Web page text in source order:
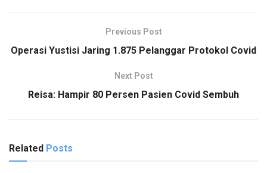
Previous Post
Operasi Yustisi Jaring 1.875 Pelanggar Protokol Covid
Next Post
Reisa: Hampir 80 Persen Pasien Covid Sembuh
Related Posts